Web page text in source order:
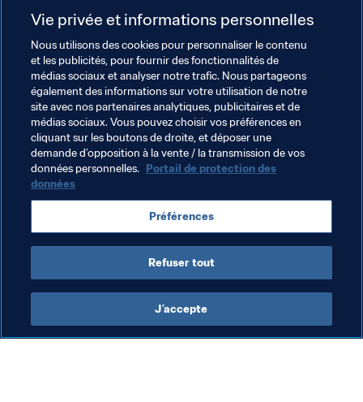
il. "À chaque participation, nous cherchons les joueurs à
disposition en négligeant la stabilité. Les Africains
doivent réfléchir sur le long terme car nous possédons
d’excellents joueurs. La Coupe du Monde ne se résume
pas aux trois rencontres du premier tour. Pour atteindre
les demi-finales, il faut travailler en amont et inculquer la
culture de la victoire à nos internationaux", conclut-il.
Thèmes en lien
Ghana CAF Congo Egypt Uganda
Vie privée et informations personnelles
Nous utilisons des cookies pour personnaliser le contenu
et les publicités, pour fournir des fonctionnalités de
médias sociaux et analyser notre trafic. Nous partageons
également des informations sur votre utilisation de notre
site avec nos partenaires analytiques, publicitaires et de
médias sociaux. Vous pouvez choisir vos préférences en
cliquant sur les boutons de droite, et déposer une
demande d’opposition à la vente / la transmission de vos
données personnelles. Portail de protection des
données
Préférences
Refuser tout
J’accepte